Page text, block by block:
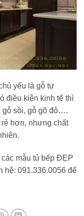
yếu là gỗ tự
điều kiện kinh tế thì
gỗ sồi, gỗ gõ đỏ….
hơn, nhưng chất
mẫu tủ bếp ĐẸP
hệ: 091.336.0056 để